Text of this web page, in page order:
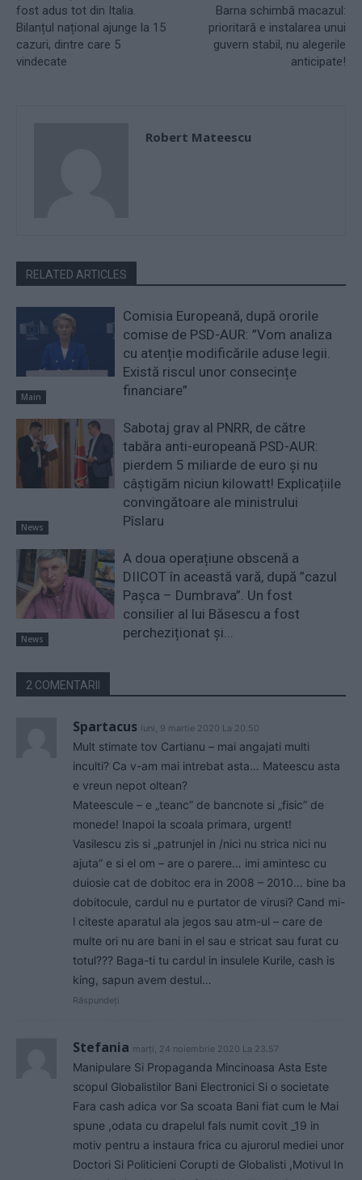
fost adus tot din Italia.
Bilanțul național ajunge la 15
cazuri, dintre care 5
vindecate
Barna schimbă macazul:
prioritară e instalarea unui
guvern stabil, nu alegerile
anticipate!
Robert Mateescu
RELATED ARTICLES
Main
Comisia Europeană, după ororile
comise de PSD-AUR: ”Vom analiza
cu atenție modificările aduse legii.
Există riscul unor consecințe
financiare”
News
Sabotaj grav al PNRR, de către
tabăra anti-europeană PSD-AUR:
pierdem 5 miliarde de euro și nu
câștigăm niciun kilowatt! Explicațiile
convingătoare ale ministrului
Pîslaru
News
A doua operațiune obscenă a
DIICOT în această vară, după ”cazul
Pașca – Dumbrava”. Un fost
consilier al lui Băsescu a fost
percheziționat și...
2 COMENTARII
Spartacus luni, 9 martie 2020 La 20.50
Mult stimate tov Cartianu – mai angajati multi
inculti? Ca v-am mai intrebat asta… Mateescu asta
e vreun nepot oltean?
Mateescule – e „teanc” de bancnote si „fisic” de
monede! Inapoi la scoala primara, urgent!
Vasilescu zis si „patrunjel in /nici nu strica nici nu
ajuta” e si el om – are o parere… imi amintesc cu
duiosie cat de dobitoc era in 2008 – 2010… bine ba
dobitocule, cardul nu e purtator de virusi? Cand mi-
l citeste aparatul ala jegos sau atm-ul – care de
multe ori nu are bani in el sau e stricat sau furat cu
totul??? Baga-ti tu cardul in insulele Kurile, cash is
king, sapun avem destul…
Răspundeți
Stefania marți, 24 noiembrie 2020 La 23.57
Manipulare Si Propaganda Mincinoasa Asta Este
scopul Globalistilor Bani Electronici Si o societate
Fara cash adica vor Sa scoata Bani fiat cum le Mai
spune ,odata cu drapelul fals numit covit _19 in
motiv pentru a instaura frica cu ajurorul mediei unor
Doctori Si Politicieni Corupti de Globalisti ,Motivul In